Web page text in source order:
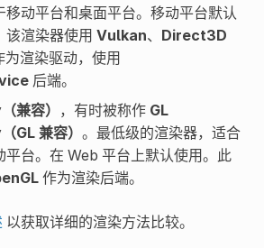
移动平台和桌面平台。移动平台默认
该渲染器使用 Vulkan、 Direct3D
渲染驱动，使用
后端。
兼容） ，有时被称作 GL
GL 兼容） 。最低级的渲染器，适合
平台。在 Web 平台上默认使用。此
作为渲染后端。
以获取详细的渲染方法比较。